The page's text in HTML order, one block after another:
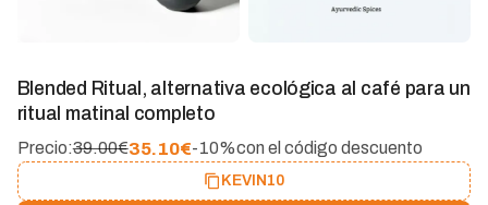
Blended Ritual, alternativa ecológica al café para un
ritual matinal completo
Precio:39.00€35.10€-10%con el código descuento
KEVIN10